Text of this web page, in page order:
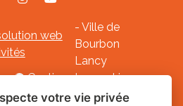
web
- Ville de
Bourbon
Lancy
- Gestion des cookies
votre vie privée